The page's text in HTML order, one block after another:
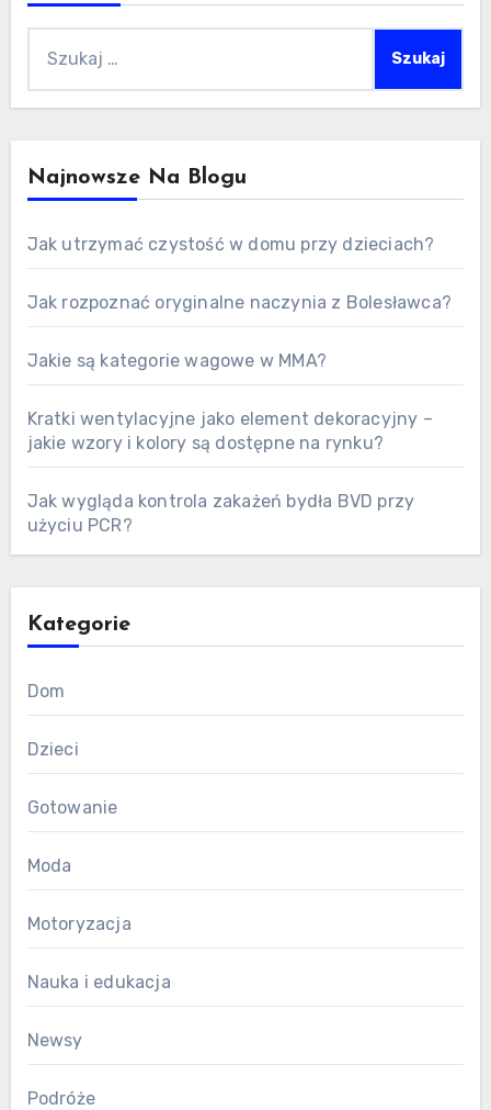
Najnowsze Na Blogu
Jak utrzymać czystość w domu przy dzieciach?
Jak rozpoznać oryginalne naczynia z Bolesławca?
Jakie są kategorie wagowe w MMA?
Kratki wentylacyjne jako element dekoracyjny –
jakie wzory i kolory są dostępne na rynku?
Jak wygląda kontrola zakażeń bydła BVD przy
użyciu PCR?
Kategorie
Dom
Dzieci
Gotowanie
Moda
Motoryzacja
Nauka i edukacja
Newsy
Podróże